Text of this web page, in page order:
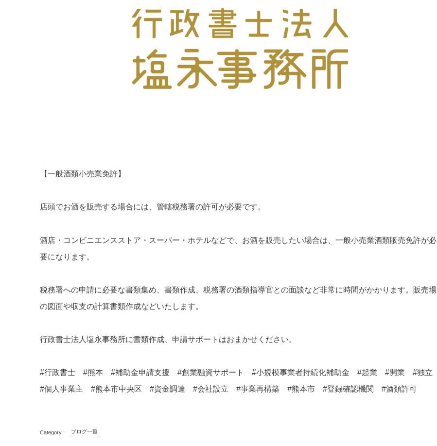
【一般酒類小売業免許】
店頭でお酒を販売する場合には、管轄税務署の許可が必要です。
酒店・コンビニエンスストア・スーパー・ホテルなどで、お酒を販売したい場合は、一般小売業酒類販売免許が必
要になります。
税務署への申請に必要な書類集め、書類作成、税務署の酒類指導官との面談など非常に時間がかかります。販売場
の図面や収支の計算書類作成などいたします。
行政書士法人塩永事務所に書類作成、申請サポートはおまかせください。
#行政書士 #熊本 #補助金申請支援 #創業融資サポート #小規模事業者持続化補助金 #起業 #開業 #独立
#個人事業主 #熊本市中央区 #資金調達 #会社設立 #事業再構築 #熊本市 #登録確認機関 #酒類許可
ブログ一覧